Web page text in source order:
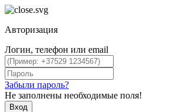
Авторизация
Логин, телефон или email
Забыли пароль?
Не заполнены необходимые поля!
Вход